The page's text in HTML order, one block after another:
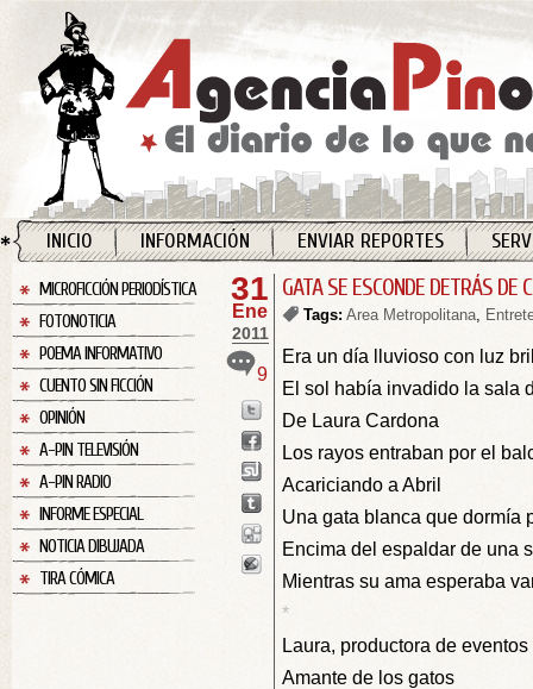
INICIO INFORMACIÓN ENVIAR REPORTES
MICROFICCIÓN PERIODÍSTICA
FOTONOTICIA
POEMA INFORMATIVO
CUENTO SIN FICCIÓN
OPINIÓN
A-PIN TELEVISIÓN
A-PIN RADIO
INFORME ESPECIAL
NOTICIA DIBUJADA
TIRA CÓMICA
31
Ene
2011
9
GATA SE ESCONDE DETRÁS DE
Tags: Area Metropolitana,
Era un día lluvioso con luz
El sol había invadido la sala
De Laura Cardona
Los rayos entraban por el
Acariciando a Abril
Una gata blanca que dormía
Encima del espaldar de una
Mientras su ama esperaba
*
Laura, productora de eventos
Amante de los gatos